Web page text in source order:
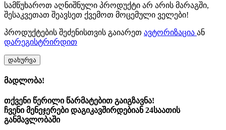
სამწუხაროთ აღნიშნული პროდუქტი არ არის მარაგში,
შესაკვეთათ შეავსეთ ქვემოთ მოცემული ველები!
პროდუქტების შეძენისთვის გაიარეთ ავტორიზაცია ან
დარეგისტრირდით
დახურვა
მადლობა!
თქვენი წერილი წარმატებით გაიგზავნა!
ჩვენი მენეჯერები დაგიკავშირდებიან 24საათის
განმავლობაში